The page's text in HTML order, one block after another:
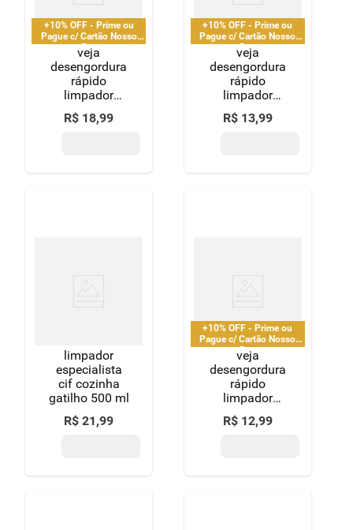
+10% OFF - Prime ou
Pague c/ Cartão Nosso
Pay
veja
desengordura
rápido
limpador
spray limão
500ml oferta
R$ 18,99
+10% OFF - Prime ou
Pague c/ Cartão Nosso
Pay
veja
desengordura
rápido
limpador
limão 500ml
oferta
R$ 13,99
limpador
especialista
cif cozinha
gatilho 500 ml
R$ 21,99
+10% OFF - Prime ou
Pague c/ Cartão Nosso
Pay
veja
desengordura
rápido
limpador
limão 400ml
refil
R$ 12,99